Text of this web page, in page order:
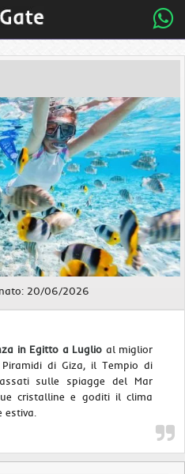
20/06/2026
in Egitto a Luglio al miglior
di Giza, il Tempio di
sulle spiagge del Mar
cristalline e goditi il clima
estiva.